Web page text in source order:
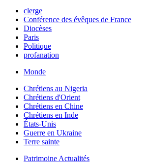
clerge
Conférence des évêques de France
Diocèses
Paris
Politique
profanation
Monde
Chrétiens au Nigeria
Chrétiens d'Orient
Chrétiens en Chine
Chrétiens en Inde
États-Unis
Guerre en Ukraine
Terre sainte
Patrimoine Actualités